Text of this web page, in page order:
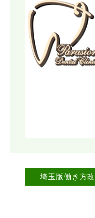
埼玉版働き方